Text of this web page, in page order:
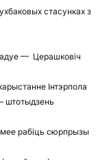
стасунках з
— Церашковіч
Інтэрпола
штотыдзень
рабіць сюрпрызы